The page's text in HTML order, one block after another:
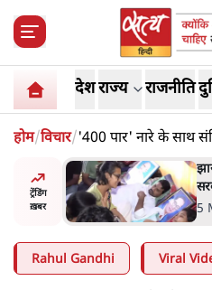
देशराज्य राजनीति
होम/विचार/'400 पार' नारे के साथ
बीजेपी नेता?
ट्रेंडिंग
ख़बर
'Kya
चुनाव
5
Rahul Gandhi Viral